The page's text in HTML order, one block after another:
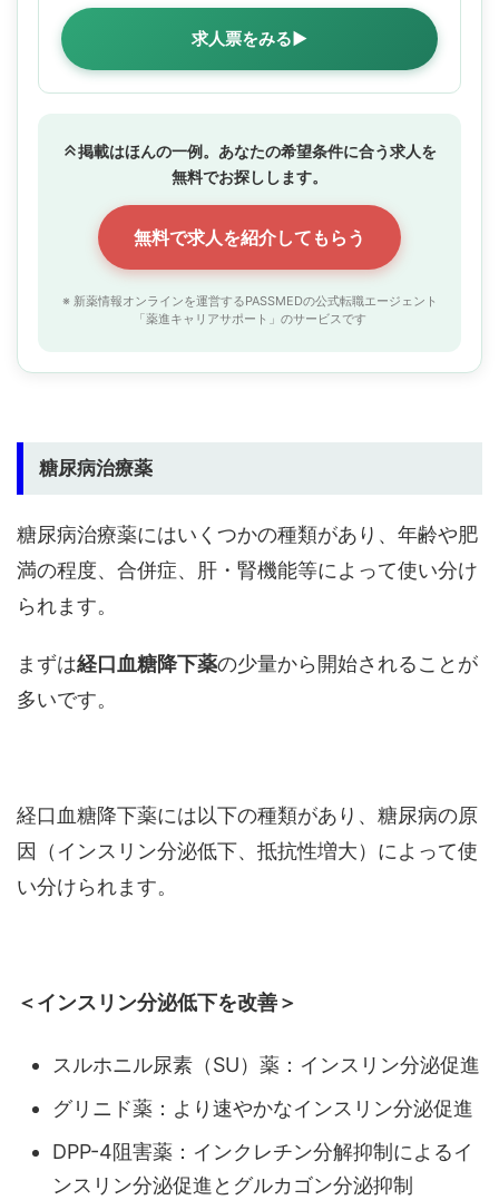
求人票をみる▶
掲載はほんの一例。あなたの希望条件に合う求人を
無料でお探しします。
無料で求人を紹介してもらう
※ 新薬情報オンラインを運営するPASSMEDの公式転職エージェント
「薬進キャリアサポート」のサービスです
糖尿病治療薬
糖尿病治療薬にはいくつかの種類があり、年齢や肥
満の程度、合併症、肝・腎機能等によって使い分け
られます。
まずは経口血糖降下薬の少量から開始されることが
多いです。
経口血糖降下薬には以下の種類があり、糖尿病の原
因（インスリン分泌低下、抵抗性増大）によって使
い分けられます。
＜インスリン分泌低下を改善＞
スルホニル尿素（SU）薬：インスリン分泌促進
グリニド薬：より速やかなインスリン分泌促進
DPP-4阻害薬：インクレチン分解抑制によるイ
ンスリン分泌促進とグルカゴン分泌抑制